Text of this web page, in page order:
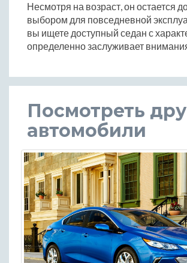
Несмотря на возраст, он остается
выбором для повседневной
вы ищете доступный седан с
определенно заслуживает
Посмотреть
автомобили